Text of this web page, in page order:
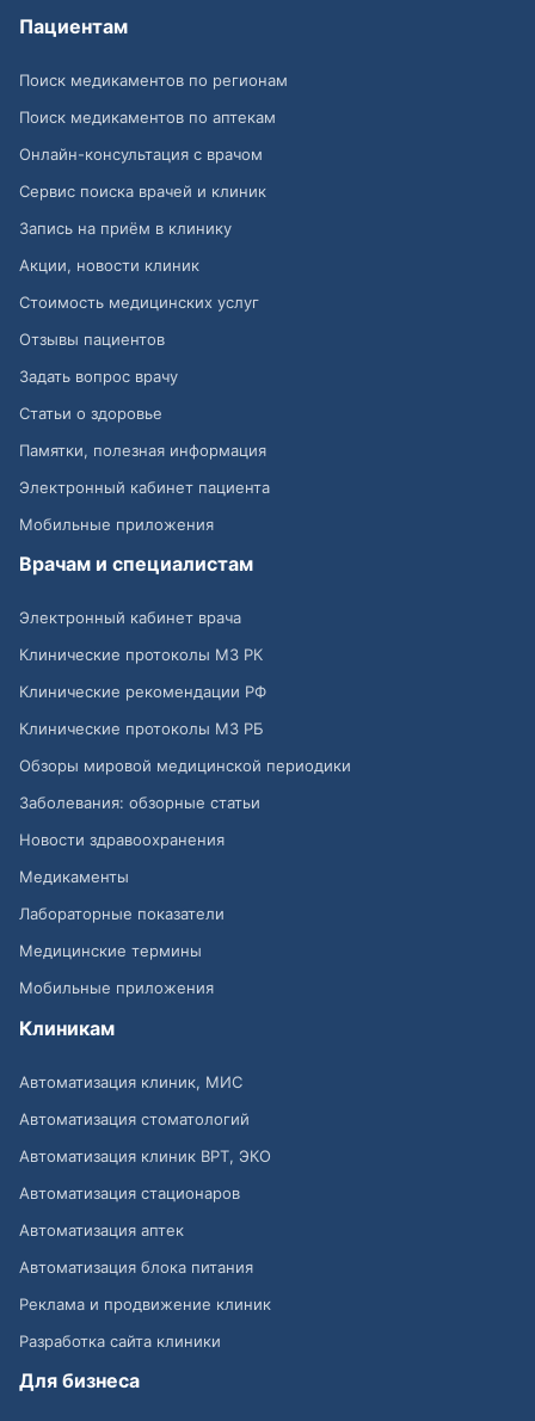
Пациентам
Поиск медикаментов по регионам
Поиск медикаментов по аптекам
Онлайн-консультация с врачом
Сервис поиска врачей и клиник
Запись на приём в клинику
Акции, новости клиник
Стоимость медицинских услуг
Отзывы пациентов
Задать вопрос врачу
Статьи о здоровье
Памятки, полезная информация
Электронный кабинет пациента
Мобильные приложения
Врачам и специалистам
Электронный кабинет врача
Клинические протоколы МЗ РК
Клинические рекомендации РФ
Клинические протоколы МЗ РБ
Обзоры мировой медицинской периодики
Заболевания: обзорные статьи
Новости здравоохранения
Медикаменты
Лабораторные показатели
Медицинские термины
Мобильные приложения
Клиникам
Автоматизация клиник, МИС
Автоматизация стоматологий
Автоматизация клиник ВРТ, ЭКО
Автоматизация стационаров
Автоматизация аптек
Автоматизация блока питания
Реклама и продвижение клиник
Разработка сайта клиники
Для бизнеса